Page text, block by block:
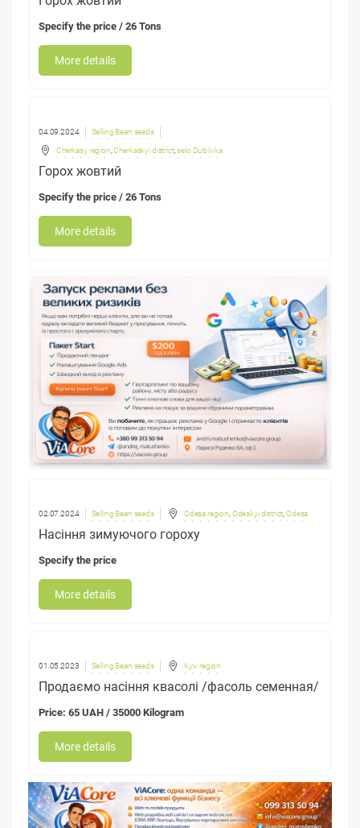
Specify the price / 26 Tons
More details
04.09.2024 Selling Bean seeds
Cherkasy region,Cherkaskyi district,selo Dubiivka
Горох жовтий
Specify the price / 26 Tons
More details
02.07.2024 Selling Bean seeds Odesa region,Odeskyi district,Odesa
Насіння зимуючого гороху
Specify the price
More details
01.05.2023 Selling Bean seeds Kyiv region
Продаємо насіння квасолі /фасоль семенная/
Price: 65 UAH / 35000 Kilogram
More details